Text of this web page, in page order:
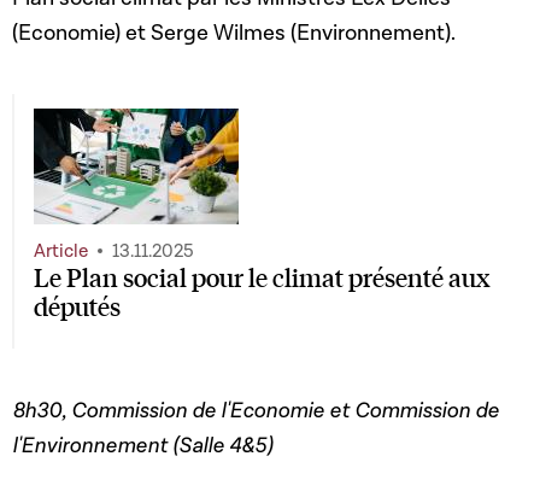
(Economie) et Serge Wilmes (Environnement).
Le Plan social pour le climat présenté aux
députés
Article 13.11.2025
8h30, Commission de l'Economie et Commission de
l'Environnement (Salle 4&5)